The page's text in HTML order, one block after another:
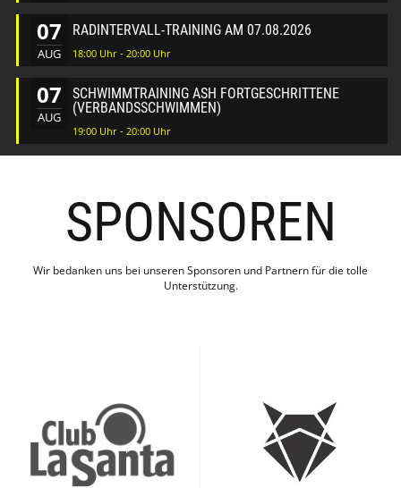
07
AUG
RADINTERVALL-TRAINING AM 07.08.2026
18:00 Uhr - 20:00 Uhr
07
AUG
SCHWIMMTRAINING ASH FORTGESCHRITTENE
(VERBANDSSCHWIMMEN)
19:00 Uhr - 20:00 Uhr
SPONSOREN
Wir bedanken uns bei unseren Sponsoren und Partnern für die tolle
Unterstützung.